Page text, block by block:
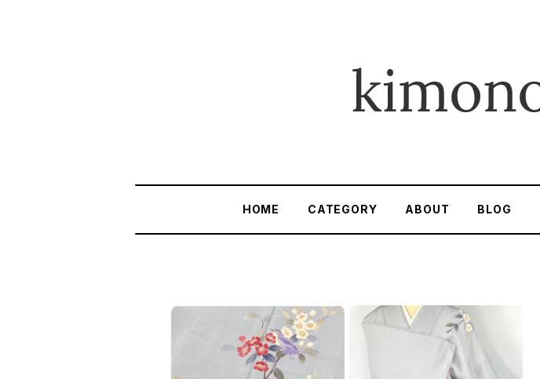
HOME CATEGORY ABOUT BLOG